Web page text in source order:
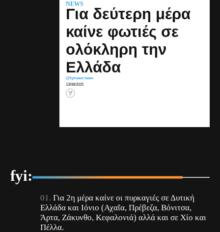
NEWS
Για δεύτερη μέρα
καίνε φωτιές σε
ολόκληρη την
Ελλάδα
@fyinews team
13/08/2025
fyi:
Για 2η μέρα καίνε οι πυρκαγιές σε Δυτική
Ελλάδα και Ιόνιο (Αχαΐα, Πρέβεζα, Βόνιτσα,
Άρτα, Ζάκυνθο, Κεφαλονιά) αλλά και σε Χίο και
Πέλλα.